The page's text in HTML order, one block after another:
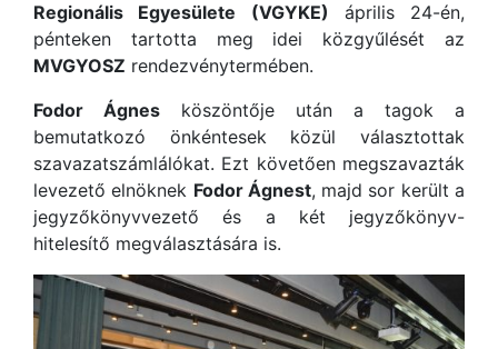
Regionális Egyesülete (VGYKE) április 24-én,
pénteken tartotta meg idei közgyűlését az
MVGYOSZ rendezvénytermében.
Fodor Ágnes köszöntője után a tagok a
bemutatkozó önkéntesek közül választottak
szavazatszámlálókat. Ezt követően megszavazták
levezető elnöknek Fodor Ágnest, majd sor került a
jegyzőkönyvvezető és a két jegyzőkönyv-
hitelesítő megválasztására is.